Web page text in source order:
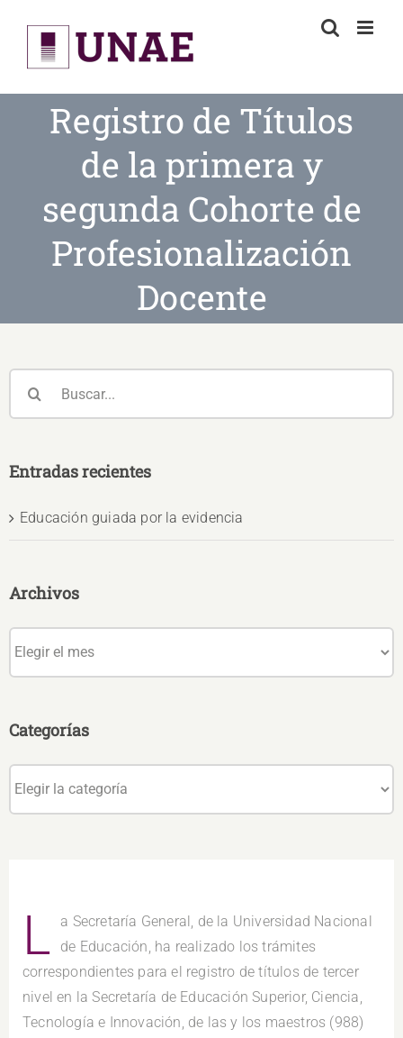
content
Registro de Títulos
de la primera y
segunda Cohorte de
Profesionalización
Docente
L
a Secretaría General, de la Universidad Nacional
de Educación, ha realizado los trámites
correspondientes para el registro de títulos de tercer
nivel en la Secretaría de Educación Superior, Ciencia,
Tecnología e Innovación, de las y los maestros (988)
Entradas recientes
Educación guiada por la evidencia
Archivos
Categorías